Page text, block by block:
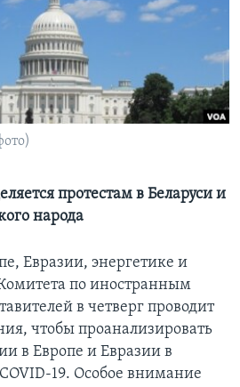
протестам в Беларуси и
народа
Евразии, энергетике и
по иностранным
в четверг проводит
чтобы проанализировать
в Европе и Евразии в
19. Особое внимание